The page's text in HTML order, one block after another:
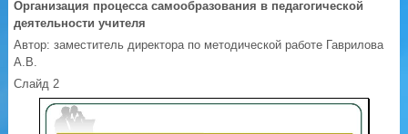
Организация процесса самообразования в педагогической
деятельности учителя
Автор: заместитель директора по методической работе Гаврилова
А.В.
Слайд 2